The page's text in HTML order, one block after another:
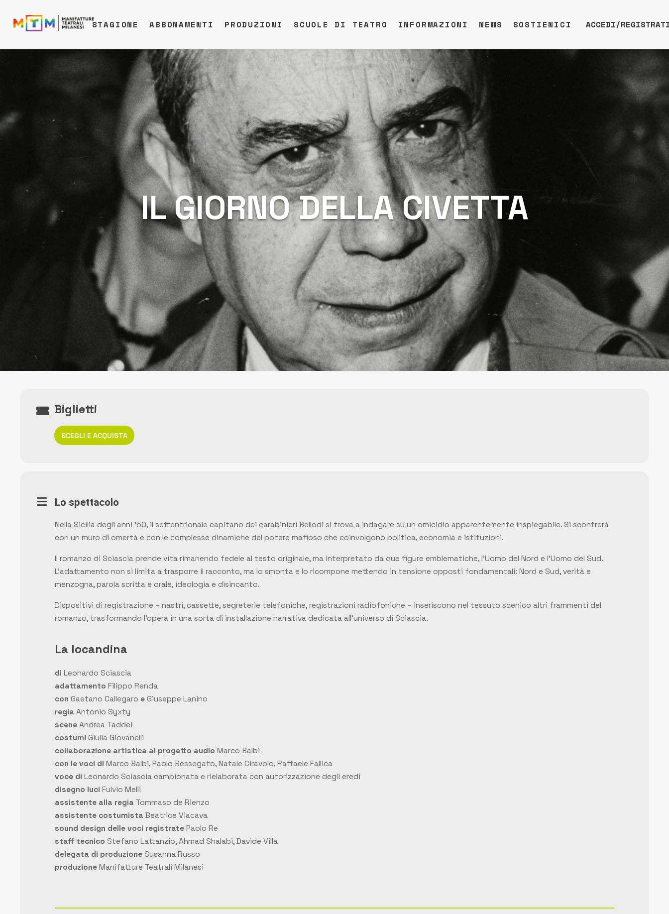
IL GIORNO DELLA CIVETTA
Biglietti
SCEGLI E ACQUISTA
Lo spettacolo
Nella Sicilia degli anni ’50, il settentrionale capitano dei carabinieri Bellodi si trova a indagare su un omicidio apparentemente inspiegabile. Si scontrerà
con un muro di omertà e con le complesse dinamiche del potere mafioso che coinvolgono politica, economia e istituzioni.
Il romanzo di Sciascia prende vita rimanendo fedele al testo originale, ma interpretato da due figure emblematiche, l’Uomo del Nord e l’Uomo del Sud.
L’adattamento non si limita a trasporre il racconto, ma lo smonta e lo ricompone mettendo in tensione opposti fondamentali: Nord e Sud, verità e
menzogna, parola scritta e orale, ideologia e disincanto.
Dispositivi di registrazione – nastri, cassette, segreterie telefoniche, registrazioni radiofoniche – inseriscono nel tessuto scenico altri frammenti del
romanzo, trasformando l’opera in una sorta di installazione narrativa dedicata all’universo di Sciascia.
La locandina
di Leonardo Sciascia
adattamento Filippo Renda
con Gaetano Callegaro eGiuseppe Lanino
regia Antonio Syxty
scene Andrea Taddei
costumi Giulia Giovanelli
collaborazione artistica al progetto audio Marco Balbi
con le voci di Marco Balbi, Paolo Bessegato, Natale Ciravolo, Raffaele Fallica
voce di Leonardo Sciascia campionata e rielaborata con autorizzazione degli eredi
disegno luci Fulvio Melli
assistente alla regia Tommaso de Rienzo
assistente costumista Beatrice Viacava
sound design delle voci registratePaolo Re
staff tecnico Stefano Lattanzio, Ahmad Shalabi, Davide Villa
delegata di produzioneSusanna Russo
produzioneManifatture Teatrali Milanesi
STAGIONE ABBONAMENTI PRODUZIONI SCUOLE DI TEATRO INFORMAZIONI NEWS SOSTIENICI ACCEDI/